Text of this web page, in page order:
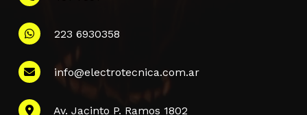
223 6930358
info@electrotecnica.com.ar
Av. Jacinto P. Ramos 1802
Información
QUIENES SOMOS